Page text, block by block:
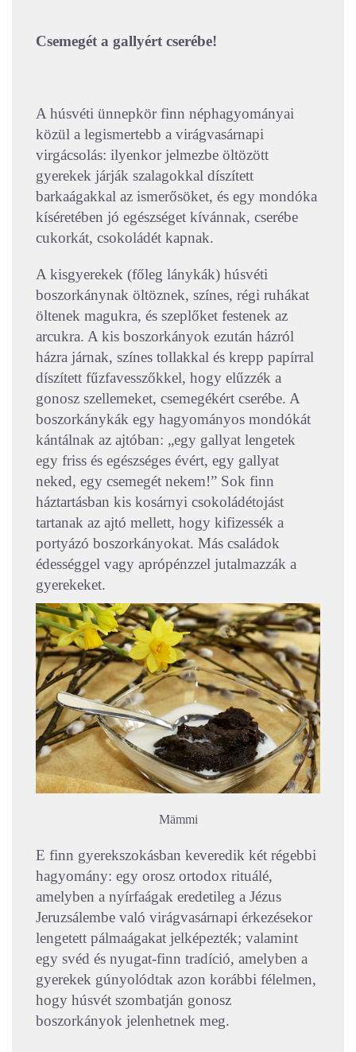
Csemegét a gallyért cserébe!
A húsvéti ünnepkör finn néphagyományai
közül a legismertebb a virágvasárnapi
virgácsolás: ilyenkor jelmezbe öltözött
gyerekek járják szalagokkal díszített
barkaágakkal az ismerősöket, és egy mondóka
kíséretében jó egészséget kívánnak, cserébe
cukorkát, csokoládét kapnak.
A kisgyerekek (főleg lánykák) húsvéti
boszorkánynak öltöznek, színes, régi ruhákat
öltenek magukra, és szeplőket festenek az
arcukra. A kis boszorkányok ezután házról
házra járnak, színes tollakkal és krepp papírral
díszített fűzfavesszőkkel, hogy elűzzék a
gonosz szellemeket, csemegékért cserébe. A
boszorkánykák egy hagyományos mondókát
kántálnak az ajtóban: „egy gallyat lengetek
egy friss és egészséges évért, egy gallyat
neked, egy csemegét nekem!” Sok finn
háztartásban kis kosárnyi csokoládétojást
tartanak az ajtó mellett, hogy kifizessék a
portyázó boszorkányokat. Más családok
édességgel vagy aprópénzzel jutalmazzák a
gyerekeket.
Mämmi
E finn gyerekszokásban keveredik két régebbi
hagyomány: egy orosz ortodox rituálé,
amelyben a nyírfaágak eredetileg a Jézus
Jeruzsálembe való virágvasárnapi érkezésekor
lengetett pálmaágakat jelképezték; valamint
egy svéd és nyugat-finn tradíció, amelyben a
gyerekek gúnyolódtak azon korábbi félelmen,
hogy húsvét szombatján gonosz
boszorkányok jelenhetnek meg.